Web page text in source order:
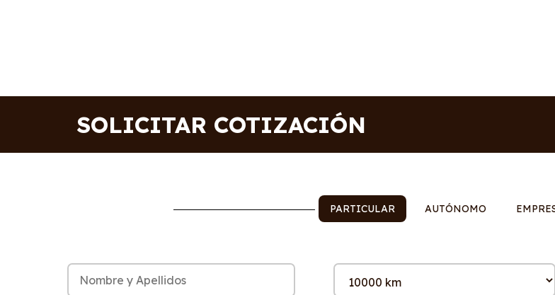
SOLICITAR COTIZACIÓN
PARTICULAR AUTÓNOMO